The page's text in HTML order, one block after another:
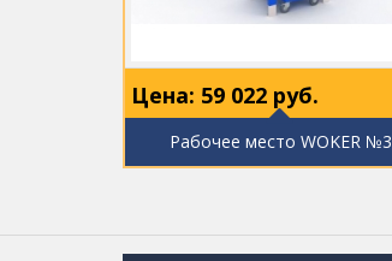
Цена: 59 022 руб.
Рабочее место WOKER №3